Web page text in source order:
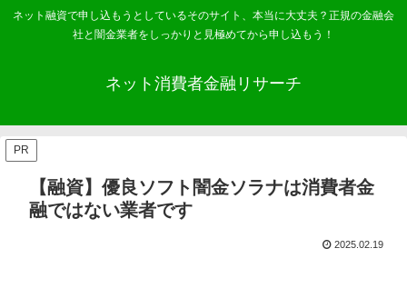
ネット融資で申し込もうとしているそのサイト、本当に大丈夫？正規の金融会
社と闇金業者をしっかりと見極めてから申し込もう！
ネット消費者金融リサーチ
PR
【融資】優良ソフト闇金ソラナは消費者金
融ではない業者です
2025.02.19